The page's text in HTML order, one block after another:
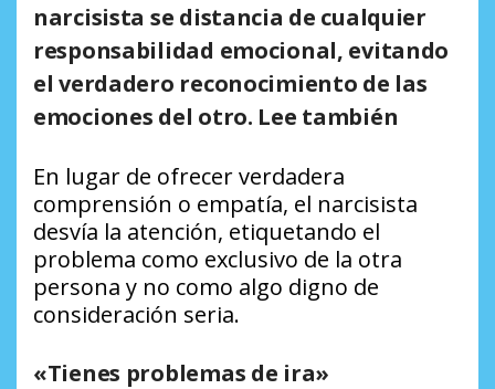
narcisista se distancia de cualquier
responsabilidad emocional, evitando
el verdadero reconocimiento de las
emociones del otro. Lee también
En lugar de ofrecer verdadera
comprensión o empatía, el narcisista
desvía la atención, etiquetando el
problema como exclusivo de la otra
persona y no como algo digno de
consideración seria.
«Tienes problemas de ira»